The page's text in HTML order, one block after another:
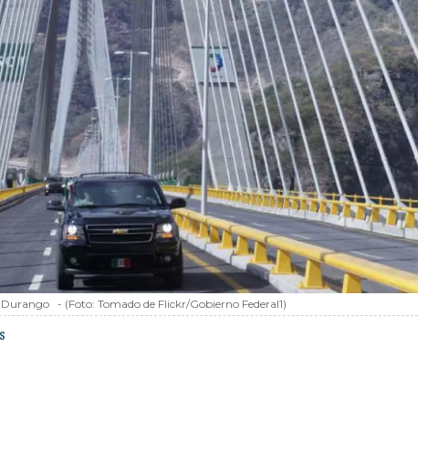
- (Foto: Tomado de Flickr/Gobierno Federal1)